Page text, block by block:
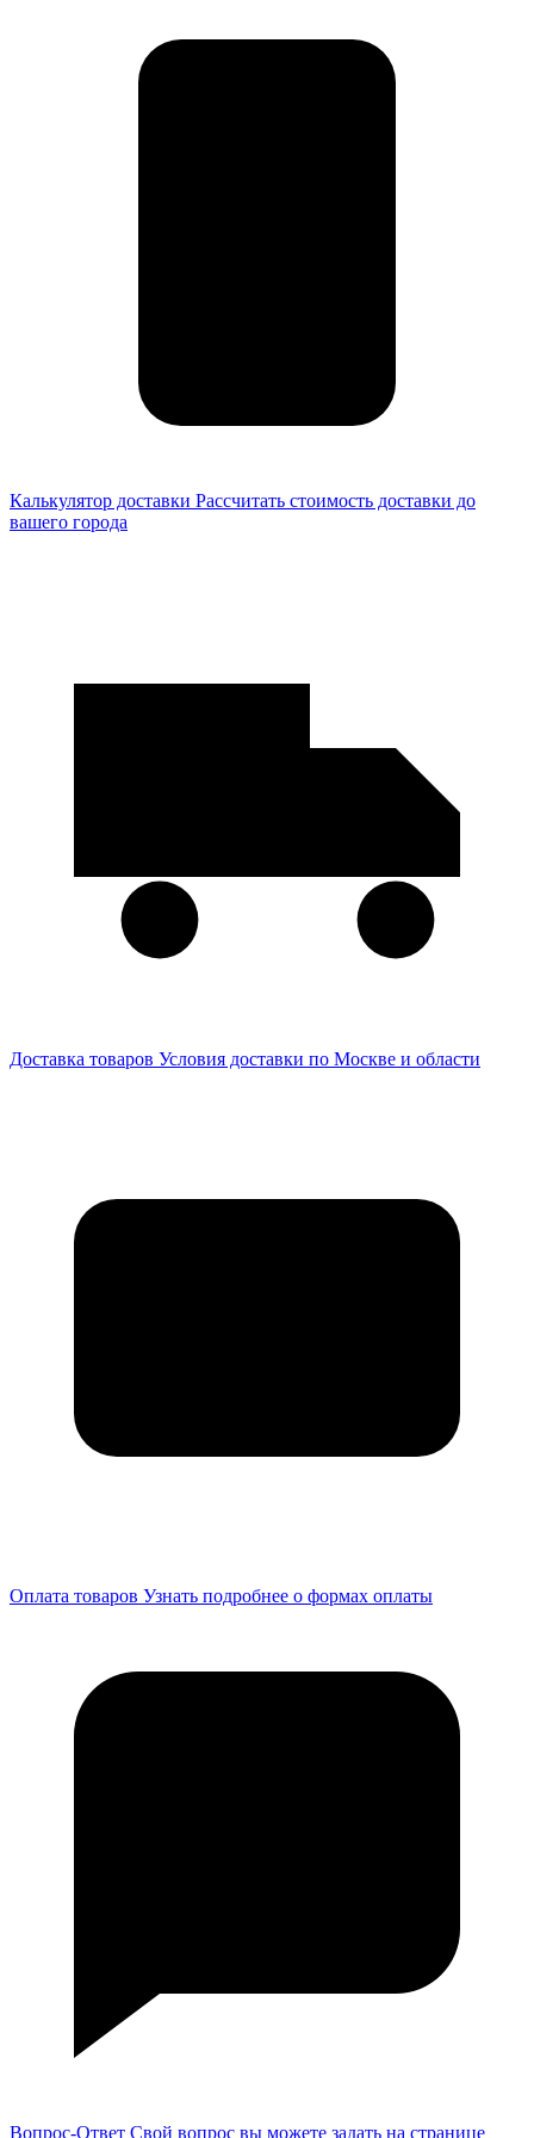
Калькулятор доставки Рассчитать стоимость доставки до
вашего города
Доставка товаров Условия доставки по Москве и области
Оплата товаров Узнать подробнее о формах оплаты
Вопрос-Ответ Свой вопрос вы можете задать на странице